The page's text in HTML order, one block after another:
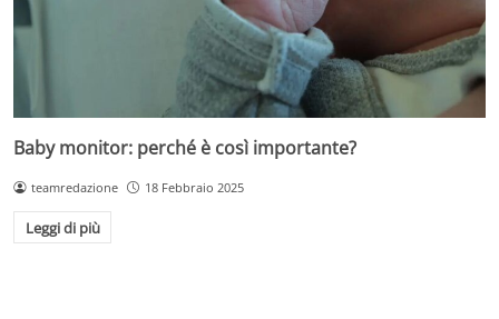
Baby monitor: perché è così importante?
teamredazione 18 Febbraio 2025
Leggi di più